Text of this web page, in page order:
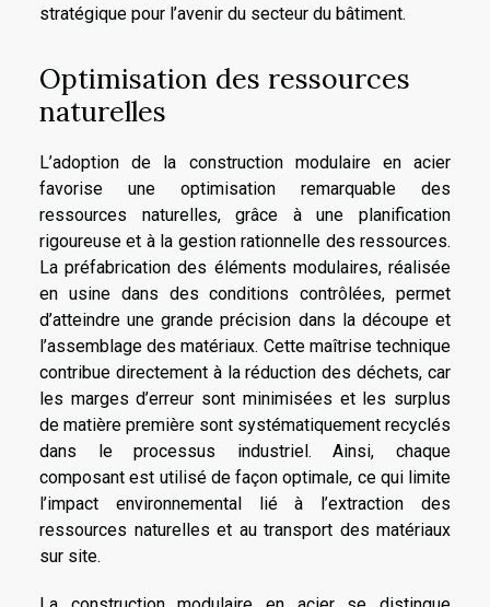
stratégique pour l’avenir du secteur du bâtiment.
Optimisation des ressources
naturelles
L’adoption de la construction modulaire en acier
favorise une optimisation remarquable des
ressources naturelles, grâce à une planification
rigoureuse et à la gestion rationnelle des ressources.
La préfabrication des éléments modulaires, réalisée
en usine dans des conditions contrôlées, permet
d’atteindre une grande précision dans la découpe et
l’assemblage des matériaux. Cette maîtrise technique
contribue directement à la réduction des déchets, car
les marges d’erreur sont minimisées et les surplus
de matière première sont systématiquement recyclés
dans le processus industriel. Ainsi, chaque
composant est utilisé de façon optimale, ce qui limite
l’impact environnemental lié à l’extraction des
ressources naturelles et au transport des matériaux
sur site.